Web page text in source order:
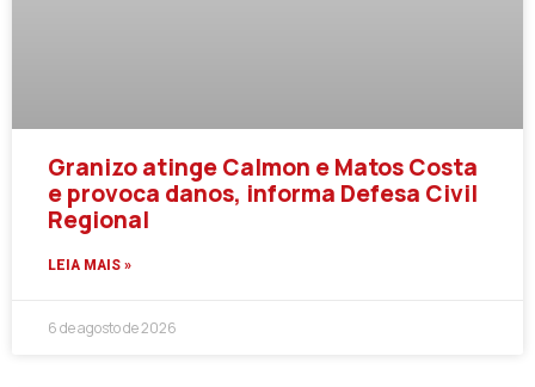
Granizo atinge Calmon e Matos Costa
e provoca danos, informa Defesa Civil
Regional
LEIA MAIS »
6 de agosto de 2026